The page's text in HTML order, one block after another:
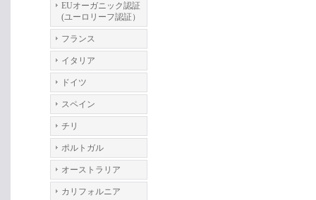
EUオーガニック認証
(ユーロリーフ認証）
フランス
イタリア
ドイツ
スペイン
チリ
ポルトガル
オーストラリア
カリフォルニア